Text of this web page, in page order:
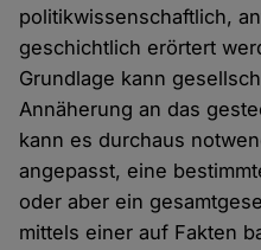
politikwissenschaftlich,
geschichtlich erörtert
Grundlage kann
Annäherung an das
kann es durchaus
angepasst, eine
oder aber ein
mittels einer auf Fakten